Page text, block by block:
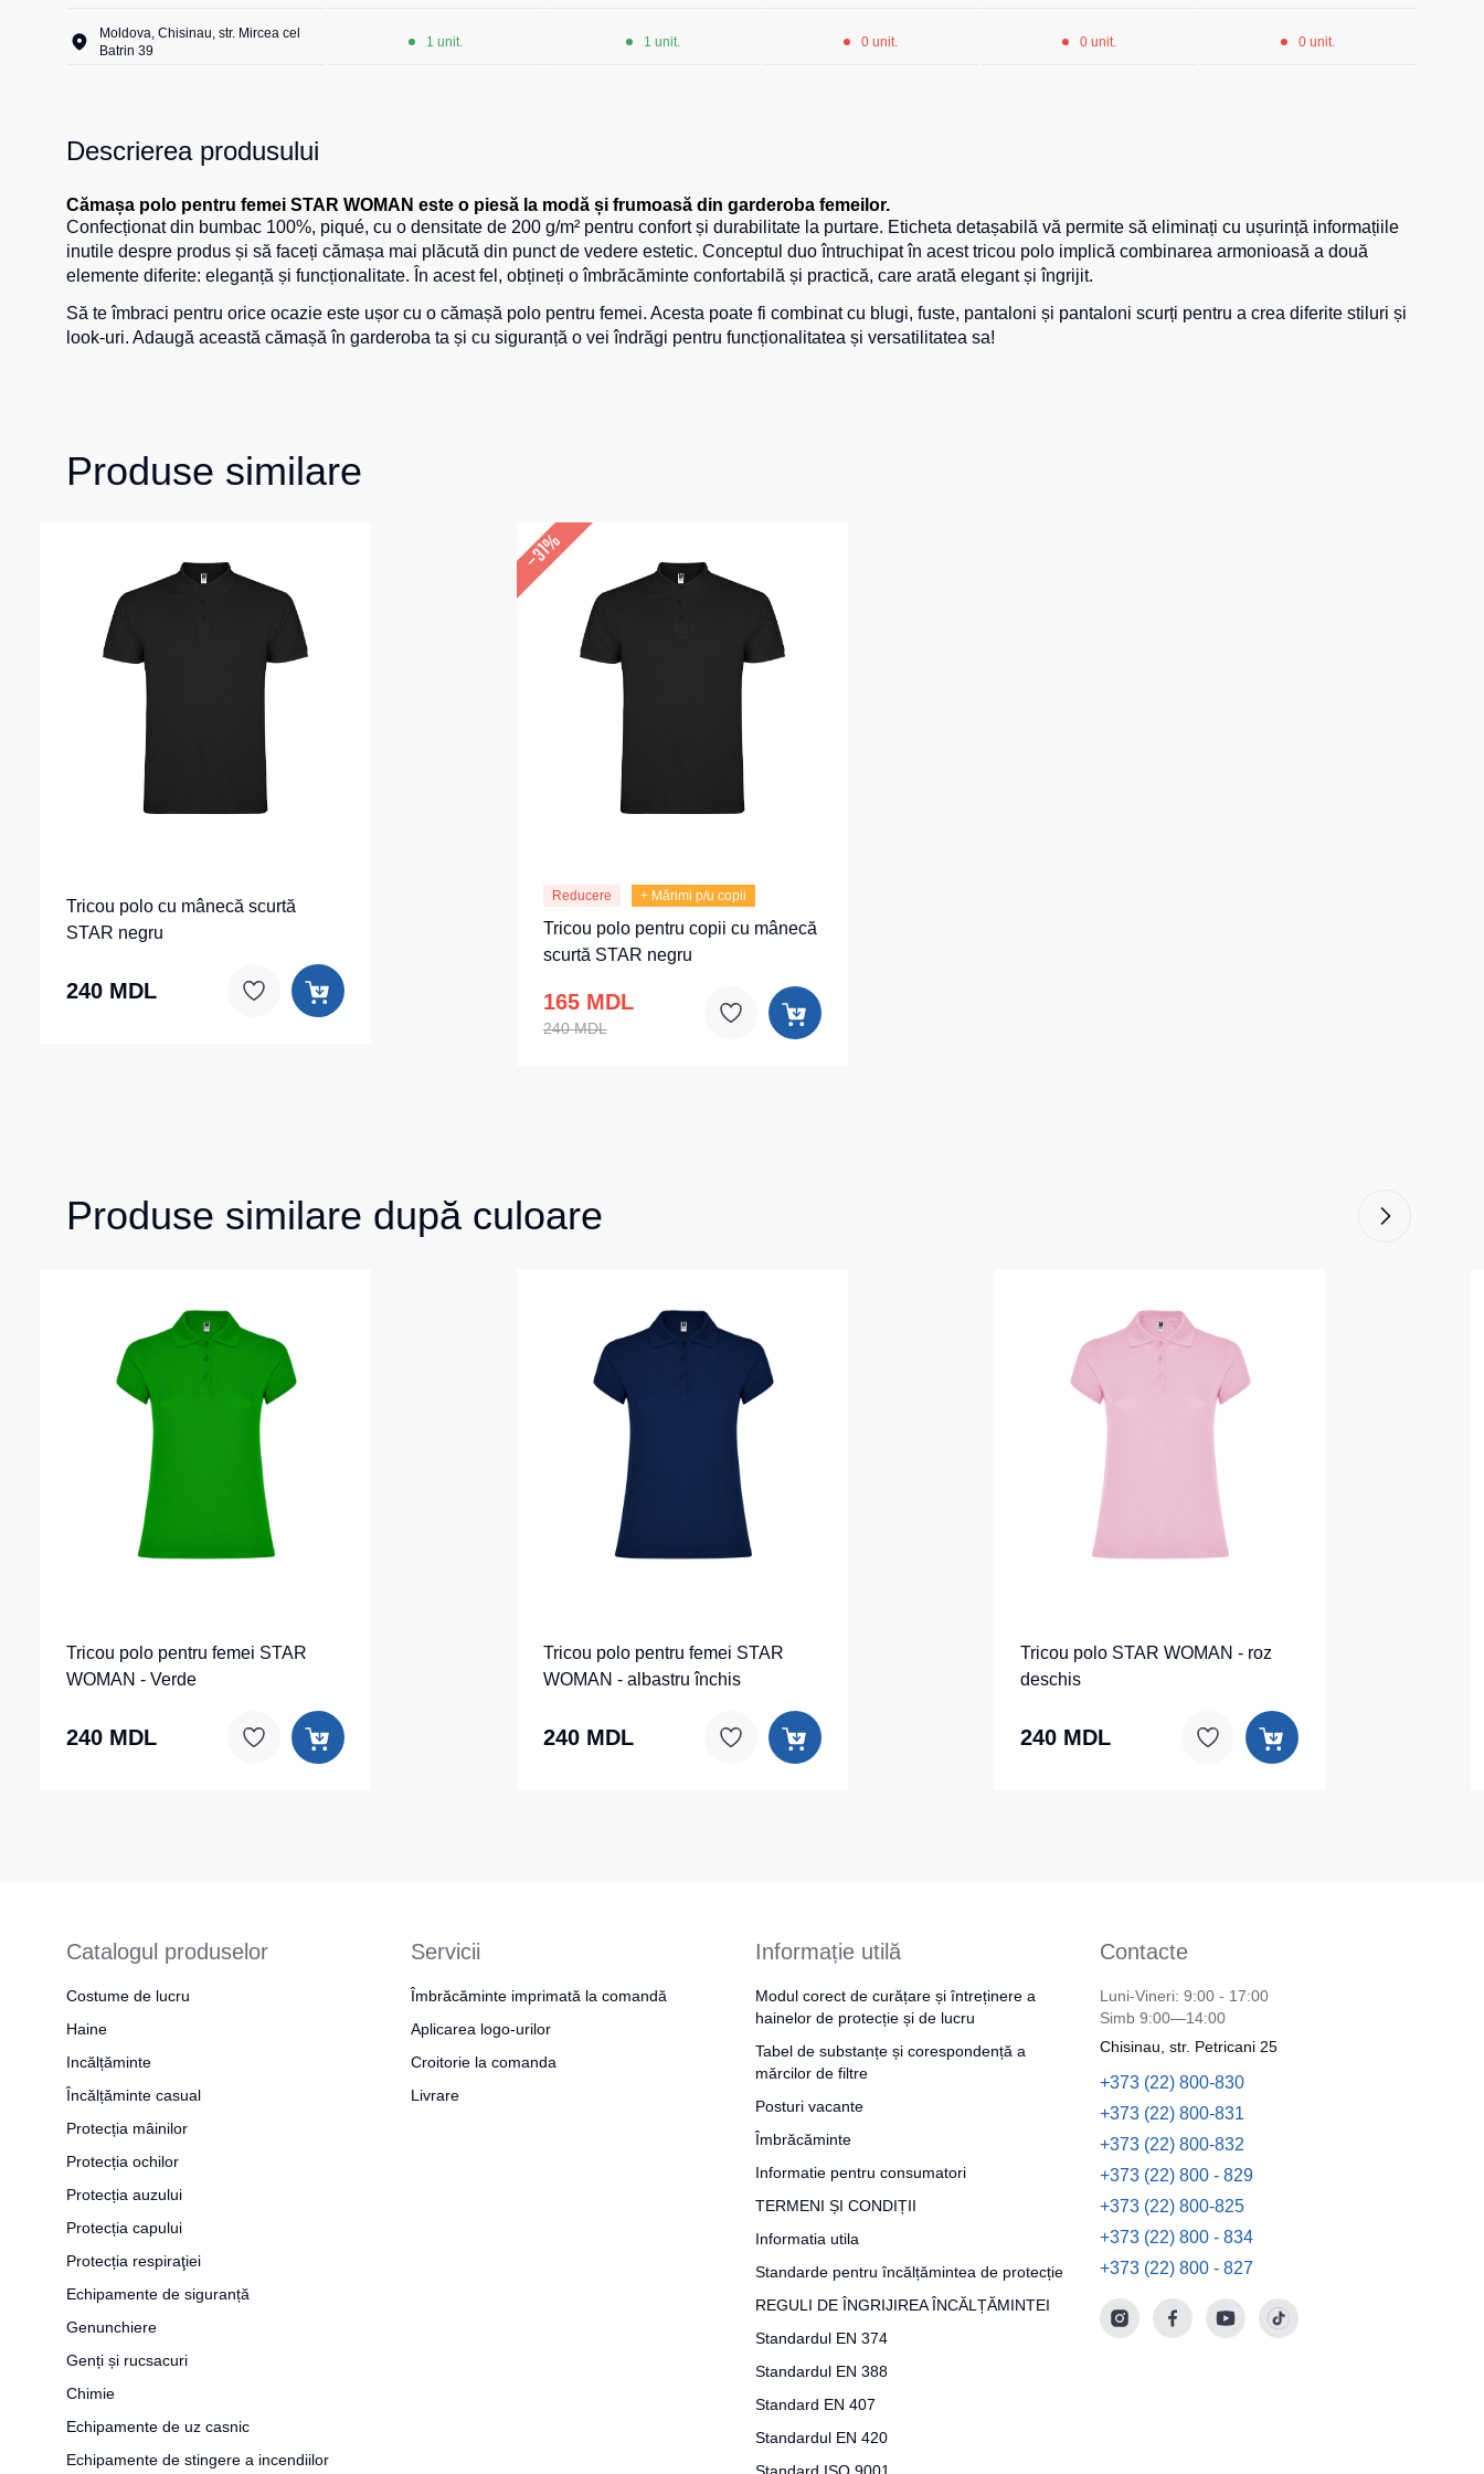
Moldova, Chisinau, str. Mircea cel
Batrin 39
1 unit. 1 unit. 0 unit. 0 unit. 0 unit.
Descrierea produsului
Cămașa polo pentru femei STAR WOMAN este o piesă la modă și frumoasă din garderoba femeilor.
Confecționat din bumbac 100%, piqué, cu o densitate de 200 g/m² pentru confort și durabilitate la purtare. Eticheta detașabilă vă permite să eliminați cu ușurință informațiile
inutile despre produs și să faceți cămașa mai plăcută din punct de vedere estetic. Conceptul duo întruchipat în acest tricou polo implică combinarea armonioasă a două
elemente diferite: eleganță și funcționalitate. În acest fel, obțineți o îmbrăcăminte confortabilă și practică, care arată elegant și îngrijit.
Să te îmbraci pentru orice ocazie este ușor cu o cămașă polo pentru femei. Acesta poate fi combinat cu blugi, fuste, pantaloni și pantaloni scurți pentru a crea diferite stiluri și
look-uri. Adaugă această cămașă în garderoba ta și cu siguranță o vei îndrăgi pentru funcționalitatea și versatilitatea sa!
Produse similare
Tricou polo cu mânecă scurtă
STAR negru
240 MDL
–31%
Reducere + Mărimi p/u copii
Tricou polo pentru copii cu mânecă
scurtă STAR negru
165 MDL
240 MDL
Produse similare după culoare
Tricou polo pentru femei STAR
WOMAN - Verde
240 MDL
Tricou polo pentru femei STAR
WOMAN - albastru închis
240 MDL
Tricou polo STAR WOMAN - roz
deschis
240 MDL
Catalogul produselor
Costume de lucru
Haine
Incălțăminte
Încălțăminte casual
Protecția mâinilor
Protecția ochilor
Protecția auzului
Protecția capului
Protecția respiraţiei
Echipamente de siguranță
Genunchiere
Genți și rucsacuri
Chimie
Echipamente de uz casnic
Echipamente de stingere a incendiilor
Servicii
Îmbrăcăminte imprimată la comandă
Aplicarea logo-urilor
Croitorie la comanda
Livrare
Informație utilă
Modul corect de curățare și întreținere a
hainelor de protecție și de lucru
Tabel de substanțe și corespondență a
mărcilor de filtre
Posturi vacante
Îmbrăcăminte
Informatie pentru consumatori
TERMENI ȘI CONDIȚII
Informatia utila
Standarde pentru încălțămintea de protecție
REGULI DE ÎNGRIJIREA ÎNCĂLȚĂMINTEI
Standardul EN 374
Standardul EN 388
Standard EN 407
Standardul EN 420
Contacte
Luni-Vineri: 9:00 - 17:00
Simb 9:00—14:00
Chisinau, str. Petricani 25
+373 (22) 800-830
+373 (22) 800-831
+373 (22) 800-832
+373 (22) 800 - 829
+373 (22) 800-825
+373 (22) 800 - 834
+373 (22) 800 - 827